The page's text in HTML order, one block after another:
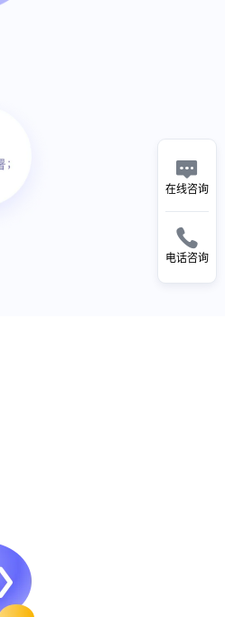

在线咨询

电话咨询